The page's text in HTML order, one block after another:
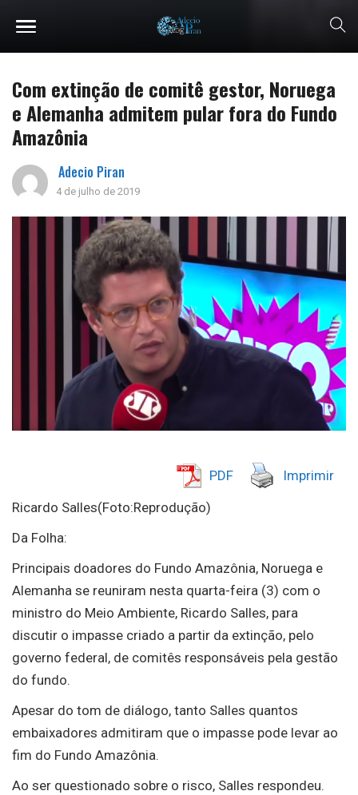
Com extinção de comitê gestor, Noruega
e Alemanha admitem pular fora do Fundo
Amazônia​
Adecio Piran
4 de julho de 2019
PDF Imprimir
Ricardo Salles(Foto:Reprodução)
Da Folha:
Principais doadores do Fundo Amazônia, Noruega e
Alemanha se reuniram nesta quarta-feira (3) com o
ministro do Meio Ambiente, Ricardo Salles, para
discutir o impasse criado a partir da extinção, pelo
governo federal, de comitês responsáveis pela gestão
do fundo.
Apesar do tom de diálogo, tanto Salles quantos
embaixadores admitiram que o impasse pode levar ao
fim do Fundo Amazônia.
Ao ser questionado sobre o risco, Salles respondeu.